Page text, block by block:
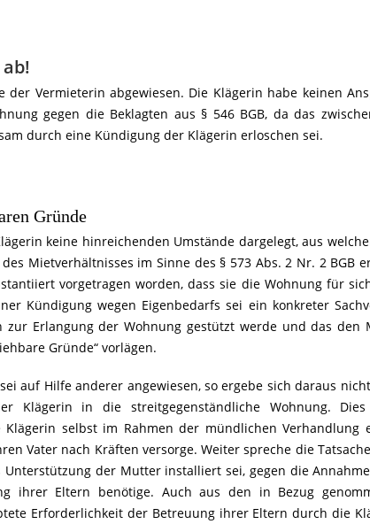
der Vermieterin abgewiesen. Die Klägerin habe keinen
gegen die Beklagten aus § 546 BGB, da das
durch eine Kündigung der Klägerin erloschen sei.
Gründe
keine hinreichenden Umstände dargelegt, aus
Mietverhältnisses im Sinne des § 573 Abs. 2 Nr. 2 BGB
vorgetragen worden, dass sie die Wohnung für
Kündigung wegen Eigenbedarfs sei ein konkreter
zur Erlangung der Wohnung gestützt werde und das den
Gründe“ vorlägen.
auf Hilfe anderer angewiesen, so ergebe sich daraus
Klägerin in die streitgegenständliche Wohnung.
selbst im Rahmen der mündlichen Verhandlung
Vater nach Kräften versorge. Weiter spreche die
der Mutter installiert sei, gegen die
ihrer Eltern benötige. Auch aus den in Bezug
Erforderlichkeit der Betreuung ihrer Eltern durch die